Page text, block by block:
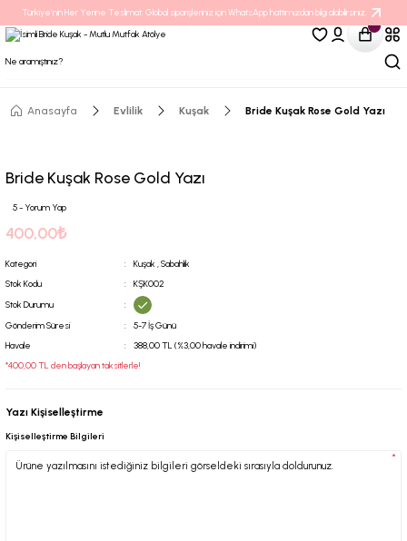
Türkiye’nin Her Yerine Teslimat. Global siparişleriniz için WhatsApp hattımızdan bilgi alabilirsiniz.
Anasayfa Evlilik Kuşak Bride Kuşak Rose Gold Yazı
Bride Kuşak Rose Gold Yazı
5 - Yorum Yap
400,00₺
Kategori Kuşak ,Sabahlık
Stok Kodu
KŞK002
Stok Durumu
Gönderim Süresi
5-7 İş Günü
Havale
388,00 TL (%3,00 havale indirimi)
*400,00 TL den başlayan taksitlerle!
Yazı Kişiselleştirme
Kişiselleştirme Bilgileri
*